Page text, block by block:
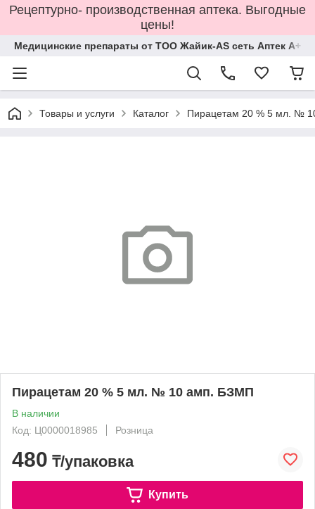
Рецептурно- производственная аптека. Выгодные
цены!
Медицинские препараты от ТОО Жайик-AS сеть Аптек А+
Товары и услуги Каталог Пирацетам 20 % 5 мл. №
Пирацетам 20 % 5 мл. № 10 амп. БЗМП
В наличии
Код: Ц0000018985
Розница
480 ₸/упаковка
Купить